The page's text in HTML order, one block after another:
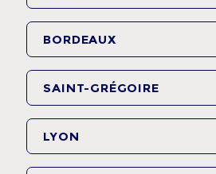
BORDEAUX
SAINT-GRÉGOIRE
LYON